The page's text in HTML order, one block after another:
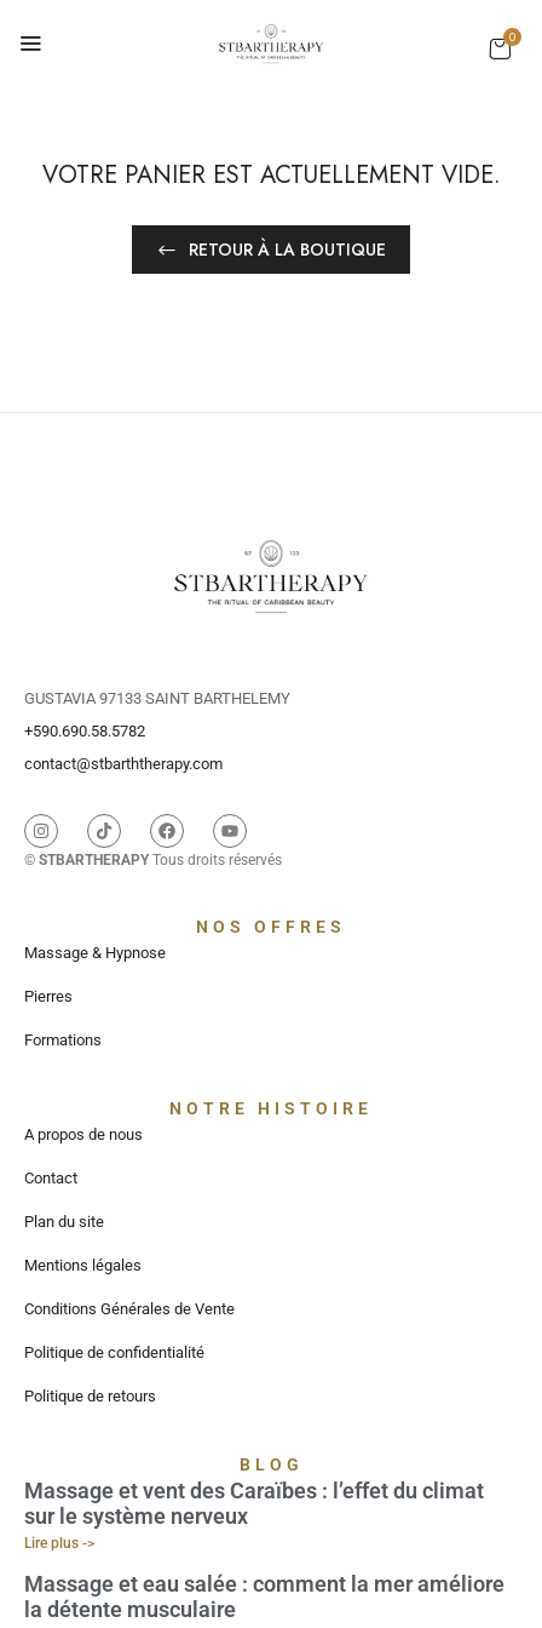
0
VOTRE PANIER EST ACTUELLEMENT VIDE.
RETOUR À LA BOUTIQUE
GUSTAVIA 97133 SAINT BARTHELEMY
+590.690.58.5782
contact@stbarththerapy.com
© STBARTHERAPY Tous droits réservés
NOS OFFRES
Massage & Hypnose
Pierres
Formations
NOTRE HISTOIRE
A propos de nous
Contact
Plan du site
Mentions légales
Conditions Générales de Vente
Politique de confidentialité
Politique de retours
BLOG
Massage et vent des Caraïbes : l’effet du climat
sur le système nerveux
Lire plus ->
Massage et eau salée : comment la mer améliore
la détente musculaire